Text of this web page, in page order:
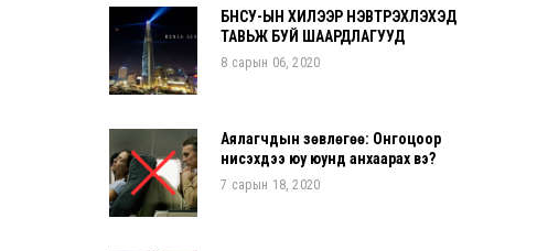
БНСУ-ЫН ХИЛЭЭР НЭВТРЭХҮҮЛЭХЭД
ТАВЬЖ БУЙ ШААРДЛАГУУД
8 сарын 06, 2020
Аялагчдын зөвлөгөө: Онгоцоор
нисэхдээ юу юунд анхаарах вэ?
7 сарын 18, 2020